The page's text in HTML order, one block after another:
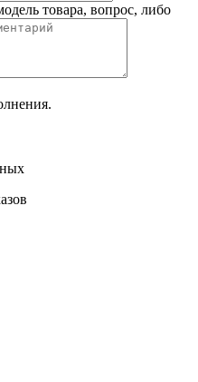
товара, вопрос, либо